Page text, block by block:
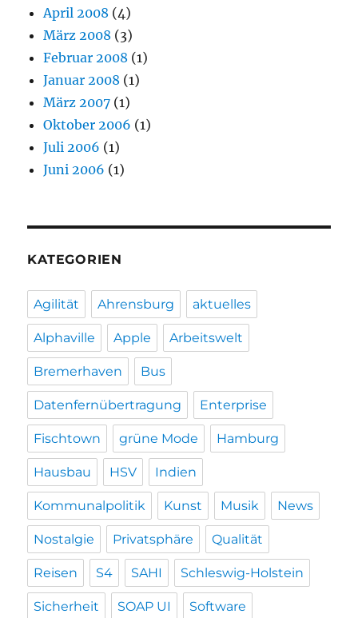
April 2008 (4)
März 2008 (3)
Februar 2008 (1)
Januar 2008 (1)
März 2007 (1)
Oktober 2006 (1)
Juli 2006 (1)
Juni 2006 (1)
KATEGORIEN
Agilität Ahrensburg aktuelles
Alphaville Apple Arbeitswelt
Bremerhaven Bus
Datenfernübertragung Enterprise
Fischtown grüne Mode Hamburg
Hausbau HSV Indien
Kommunalpolitik Kunst Musik News
Nostalgie Privatsphäre Qualität
Reisen S4 SAHI Schleswig-Holstein
Sicherheit SOAP UI Software